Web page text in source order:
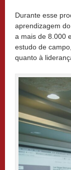
Durante esse
aprendizagem
a mais de 8.000
estudo de
quanto à